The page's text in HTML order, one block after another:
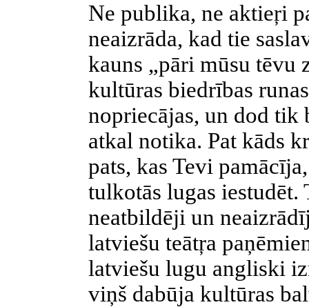
Ne publika, ne aktieŗi
neaizrāda, kad tie
kauns „pāri mūsu tēvu
kultūras biedrības
nopriecājas, un dod tik
atkal notika. Pat kāds
pats, kas Tevi
tulkotās lugas
neatbildēji un
latviešu teātŗa
latviešu lugu angliski
viņš dabūja kultūras